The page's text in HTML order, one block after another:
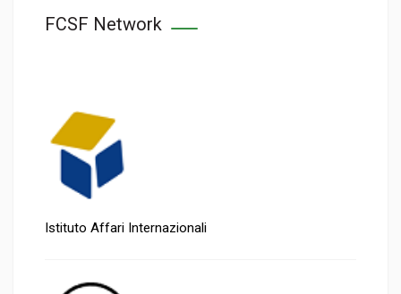
FCSF Network
Istituto Affari Internazionali